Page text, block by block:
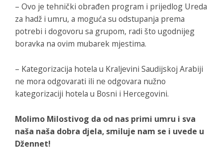
– Ovo je tehnički obrađen program i prijedlog Ureda
za hadž i umru, a moguća su odstupanja prema
potrebi i dogovoru sa grupom, radi što ugodnijeg
boravka na ovim mubarek mjestima.
– Kategorizacija hotela u Kraljevini Saudijskoj Arabiji
ne mora odgovarati ili ne odgovara nužno
kategorizaciji hotela u Bosni i Hercegovini.
Molimo Milostivog da od nas primi umru i sva
naša naša dobra djela, smiluje nam se i uvede u
Džennet!